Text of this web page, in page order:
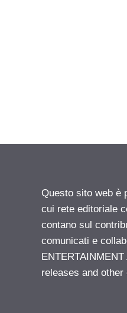
Questo sito web è
cui rete editoriale
contano sul
comunicati e
releases and other